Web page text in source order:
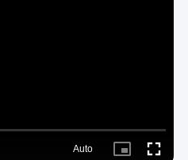
Auto
Picture- Fullscreen